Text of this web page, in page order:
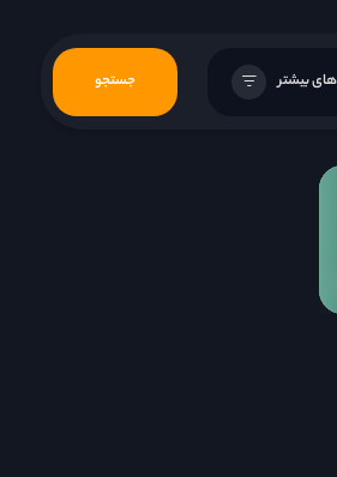
های بیشتر جستجو